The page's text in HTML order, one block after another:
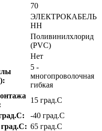
70
ЭЛЕКТРОКАБЕЛЬ
НН
Поливинилхлорид
(PVC)
Нет
5 -
многопроволочная
гибкая
15 град.C
-40 град.C
65 град.C